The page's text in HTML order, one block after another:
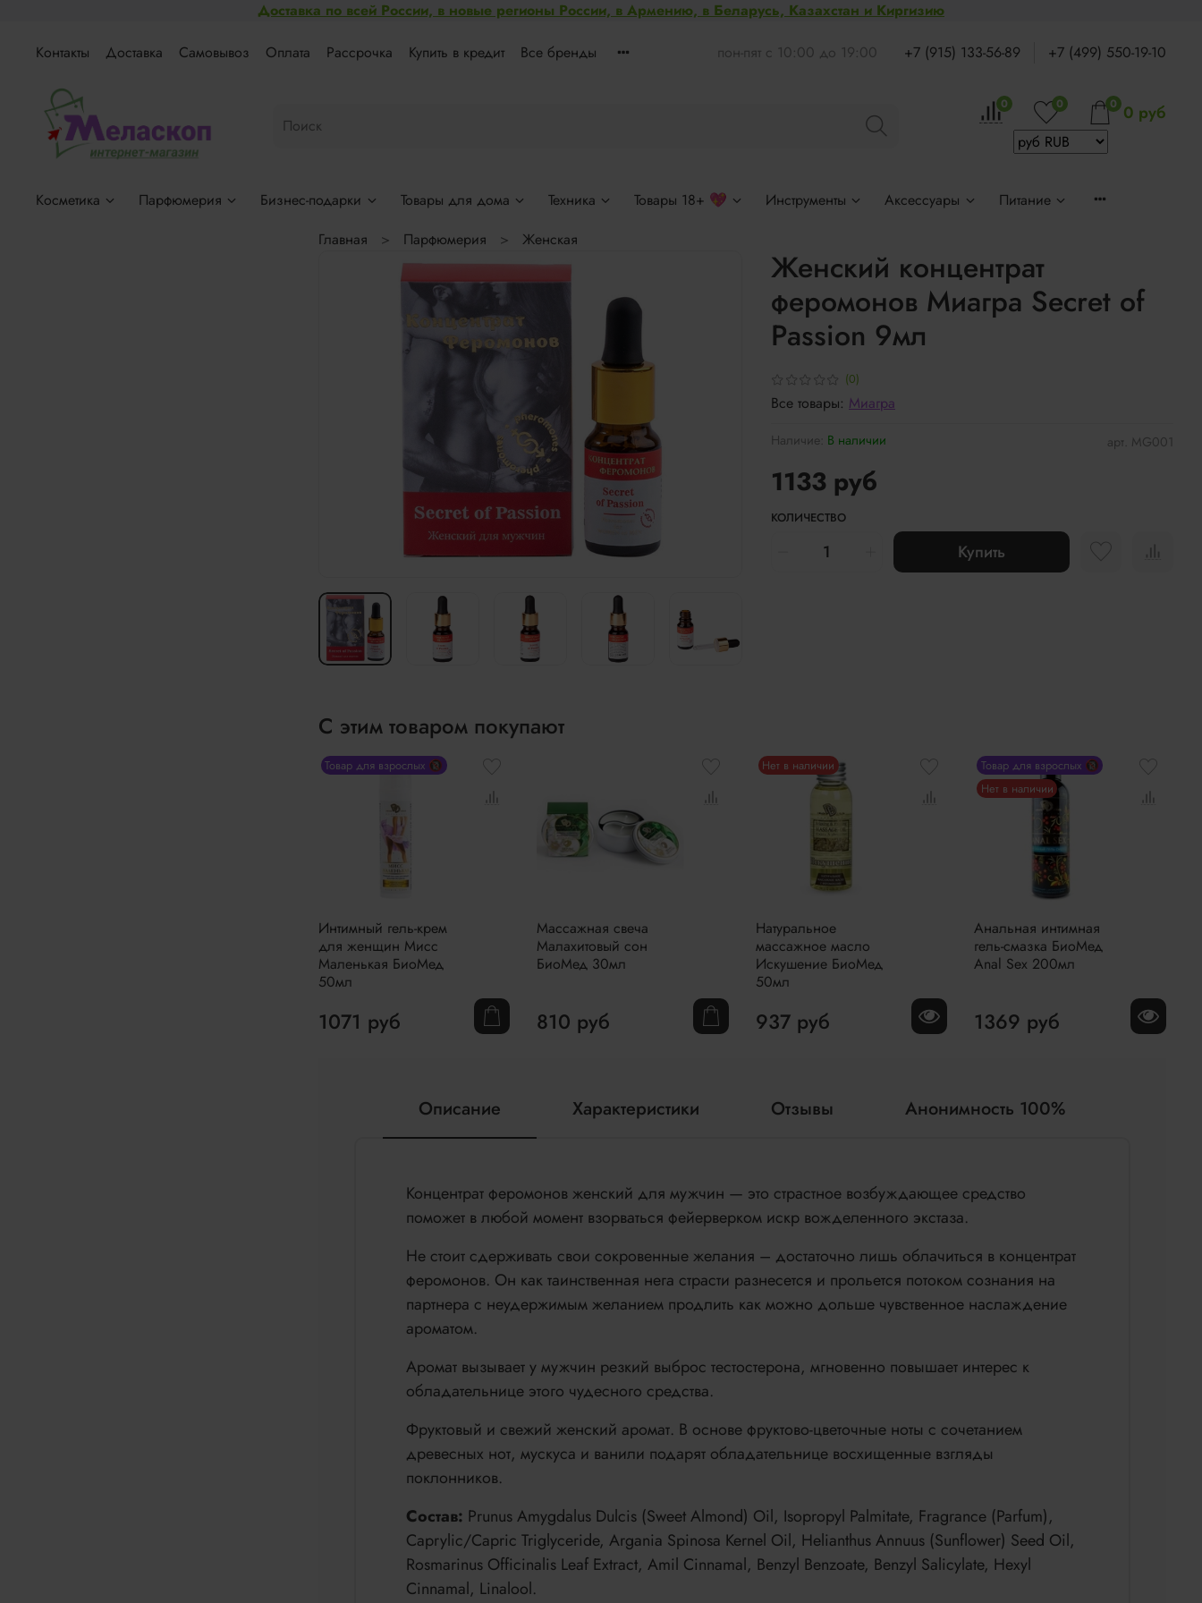
Доставка по всей России, в новые регионы России, в Армению, в Беларусь, Казахстан и Киргизию
Контакты Доставка Самовывоз Оплата Рассрочка Купить в кредит Все бренды пон-пят с 10:00 до 19:00 +7 (915) 133-56-89 +7 (499) 550-19-10
0 0 0 0 руб
Косметика Парфюмерия Бизнес-подарки Товары для дома Техника Товары 18+ 💖 Инструменты Аксессуары
Питание
Главная
Парфюмерия Женская
(0)
арт. MG001
Наличие: В наличии
Женский концентрат
феромонов Миагра Secret of
Passion 9мл
1133 руб
КОЛИЧЕСТВО
Купить
Все товары: Миагра
С этим товаром покупают
Товар для взрослых 🔞
Интимный гель-крем
для женщин Мисс
Маленькая БиоМед
50мл
1071 руб
Массажная свеча
Малахитовый сон
БиоМед 30мл
810 руб
Нет в наличии
Натуральное
массажное масло
Искушение БиоМед
50мл
937 руб
Товар для взрослых 🔞
Нет в наличии
Анальная интимная
гель-смазка БиоМед
Anal Sex 200мл
1369 руб
Описание Характеристики Отзывы Анонимность 100%
Концентрат феромонов женский для мужчин — это страстное возбуждающее средство
поможет в любой момент взорваться фейерверком искр вожделенного экстаза.
Не стоит сдерживать свои сокровенные желания – достаточно лишь облачиться в концентрат
феромонов. Он как таинственная нега страсти разнесется и прольется потоком сознания на
партнера с неудержимым желанием продлить как можно дольше чувственное наслаждение
ароматом.
Аромат вызывает у мужчин резкий выброс тестостерона, мгновенно повышает интерес к
обладательнице этого чудесного средства.
Фруктовый и свежий женский аромат. В основе фруктово-цветочные ноты с сочетанием
древесных нот, мускуса и ванили подарят обладательнице восхищенные взгляды
поклонников.
Состав: Prunus Amygdalus Dulcis (Sweet Almond) Oil, Isopropyl Palmitate, Fragrance (Parfum),
Caprylic/Capric Triglyceride, Argania Spinosa Kernel Oil, Helianthus Annuus (Sunflower) Seed Oil,
Rosmarinus Officinalis Leaf Extract, Amil Cinnamal, Benzyl Benzoate, Benzyl Salicylate, Hexyl
Cinnamal, Linalool.